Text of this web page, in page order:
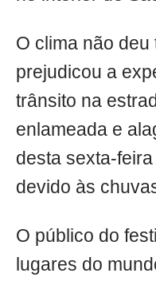
O clima não
prejudicou a
trânsito na
enlameada e
desta sexta-
devido às
O público do
lugares do